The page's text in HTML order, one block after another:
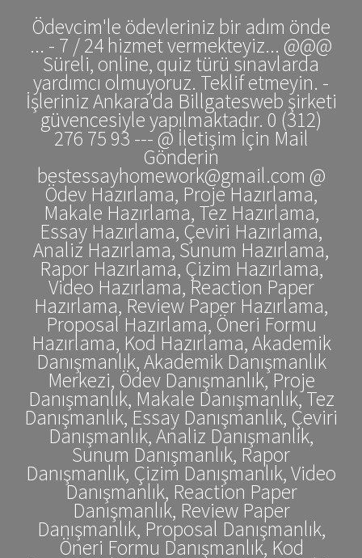
Ödevcim'le ödevleriniz bir adım önde
... - 7 / 24 hizmet vermekteyiz... @@@
Süreli, online, quiz türü sınavlarda
yardımcı olmuyoruz. Teklif etmeyin. -
İşleriniz Ankara'da Billgatesweb şirketi
güvencesiyle yapılmaktadır. 0 (312)
276 75 93 --- @ İletişim İçin Mail
Gönderin
bestessayhomework@gmail.com @
Ödev Hazırlama, Proje Hazırlama,
Makale Hazırlama, Tez Hazırlama,
Essay Hazırlama, Çeviri Hazırlama,
Analiz Hazırlama, Sunum Hazırlama,
Rapor Hazırlama, Çizim Hazırlama,
Video Hazırlama, Reaction Paper
Hazırlama, Review Paper Hazırlama,
Proposal Hazırlama, Öneri Formu
Hazırlama, Kod Hazırlama, Akademik
Danışmanlık, Akademik Danışmanlık
Merkezi, Ödev Danışmanlık, Proje
Danışmanlık, Makale Danışmanlık, Tez
Danışmanlık, Essay Danışmanlık, Çeviri
Danışmanlık, Analiz Danışmanlık,
Sunum Danışmanlık, Rapor
Danışmanlık, Çizim Danışmanlık, Video
Danışmanlık, Reaction Paper
Danışmanlık, Review Paper
Danışmanlık, Proposal Danışmanlık,
Öneri Formu Danışmanlık, Kod